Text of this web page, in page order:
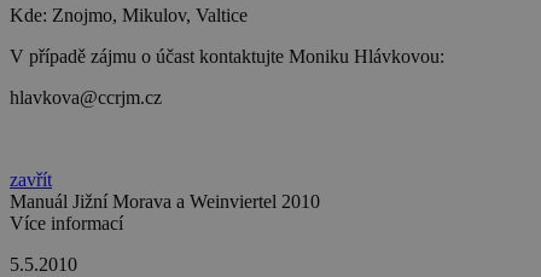
Kde: Znojmo, Mikulov, Valtice
V případě zájmu o účast kontaktujte Moniku Hlávkovou:
hlavkova@ccrjm.cz
zavřít
Manuál Jižní Morava a Weinviertel 2010
Více informací
5.5.2010